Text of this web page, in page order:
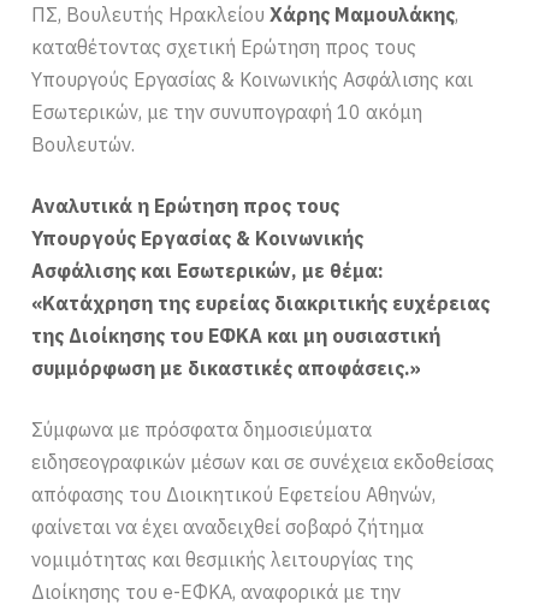
ΠΣ, Βουλευτής ΗρακλείουΧάρης Μαμουλάκης,
καταθέτοντας σχετική Ερώτηση προς τους
Υπουργούς Εργασίας & Κοινωνικής Ασφάλισης και
Εσωτερικών, με την συνυπογραφή 10 ακόμη
Βουλευτών.
Αναλυτικά η Ερώτηση προς τους
Υπουργούς Εργασίας & Κοινωνικής
Ασφάλισης και Εσωτερικών, με θέμα:
«Κατάχρηση της ευρείας διακριτικής ευχέρειας
της Διοίκησης του ΕΦΚΑ και μη ουσιαστική
συμμόρφωση με δικαστικές αποφάσεις.»
Σύμφωνα με πρόσφατα δημοσιεύματα
ειδησεογραφικών μέσων και σε συνέχεια εκδοθείσας
απόφασης του Διοικητικού Εφετείου Αθηνών,
φαίνεται να έχει αναδειχθεί σοβαρό ζήτημα
νομιμότητας και θεσμικής λειτουργίας της
Διοίκησης του e-ΕΦΚΑ, αναφορικά με την